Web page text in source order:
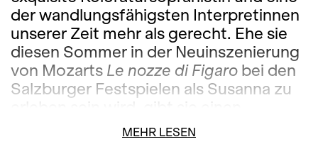
der wandlungsfähigsten Interpretinnen
unserer Zeit mehr als gerecht. Ehe sie
diesen Sommer in der Neuinszenierung
von Mozarts Le nozze di Figaro bei den
Salzburger Festspielen als Susanna zu
Liederabend am Opernhaus Zürich.
Begleitet von Mathieu Pordoy,
MEHR LESEN